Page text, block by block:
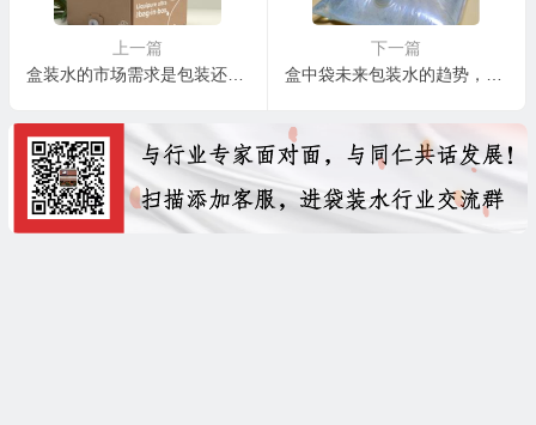
上一篇
盒装水的市场需求是包装还是水？
下一篇